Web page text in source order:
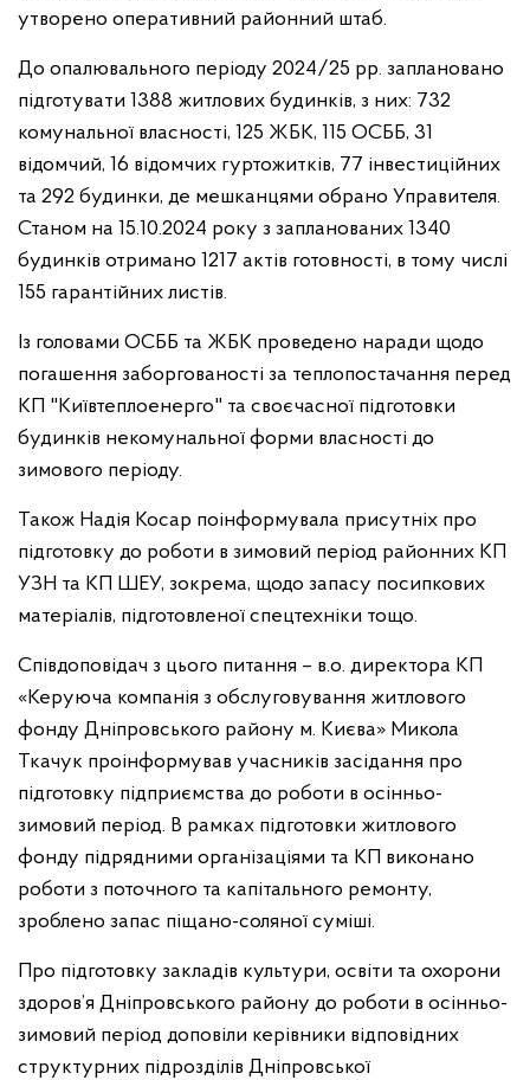
утворено оперативний районний штаб.
До опалювального періоду 2024/25 рр. заплановано
підготувати 1388 житлових будинків, з них: 732
комунальної власності, 125 ЖБК, 115 ОСББ, 31
відомчий, 16 відомчих гуртожитків, 77 інвестиційних
та 292 будинки, де мешканцями обрано Управителя.
Станом на 15.10.2024 року з запланованих 1340
будинків отримано 1217 актів готовності, в тому числі
155 гарантійних листів.
Із головами ОСББ та ЖБК проведено наради щодо
погашення заборгованості за теплопостачання перед
КП "Київтеплоенерго" та своєчасної підготовки
будинків некомунальної форми власності до
зимового періоду.
Також Надія Косар поінформувала присутніх про
підготовку до роботи в зимовий період районних КП
УЗН та КП ШЕУ, зокрема, щодо запасу посипкових
матеріалів, підготовленої спецтехніки тощо.
Співдоповідач з цього питання – в.о. директора КП
«Керуюча компанія з обслуговування житлового
фонду Дніпровського району м. Києва» Микола
Ткачук проінформував учасників засідання про
підготовку підприємства до роботи в осінньо-
зимовий період. В рамках підготовки житлового
фонду підрядними організаціями та КП виконано
роботи з поточного та капітального ремонту,
зроблено запас піщано-соляної суміші.
Про підготовку закладів культури, освіти та охорони
здоров’я Дніпровського району до роботи в осінньо-
зимовий період доповіли керівники відповідних
структурних підрозділів Дніпровської